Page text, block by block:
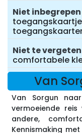
Niet inbegrepen
Niet te vergeten
comfortabele
Van
Van Sorgun
vermoeiende
andere,
Kennismaking